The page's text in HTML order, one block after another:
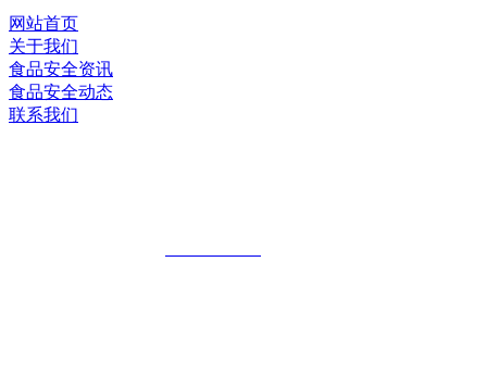
网站首页
关于我们
食品安全资讯
食品安全动态
联系我们